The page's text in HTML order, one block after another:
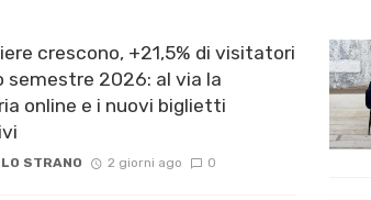
crescono, +21,5% di visitatori
semestre 2026: al via la
online e i nuovi biglietti
STRANO 2 giorni ago 0